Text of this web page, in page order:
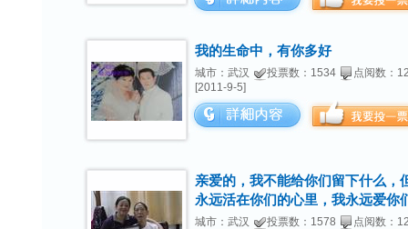
我的生命中，有你多好
城市：武汉 投票数：1534
点阅数：
[2011-9-5]
亲爱的，我不能给你们留下什么，
永远活在你们的心里，我永远爱你
城市：武汉 投票数：1578
点阅数：